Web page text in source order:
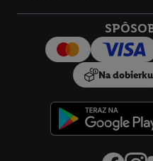
Na dobierku
Kliknutím na možnosť "
používanie potrebných
vyjadríte súhlas so
Ďalšie informácie vrátane
údajov a Vašom práve
do budúcnosti nájdete v
Imprint nájdete tu.